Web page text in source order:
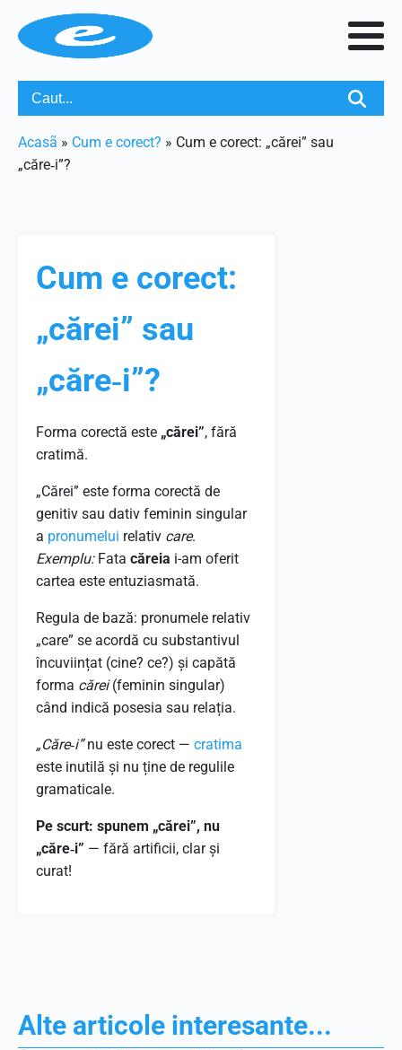
Acasã » Cum e corect? » Cum e corect: „cărei” sau
„căre‑i”?
Cum e corect:
„cărei” sau
„căre‑i”?
Forma corectă este „cărei”, fără
cratimă.
„Cărei” este forma corectă de
genitiv sau dativ feminin singular
a pronumelui relativ care.
Exemplu:Fata căreia i-am oferit
cartea este entuziasmată.
Regula de bază: pronumele relativ
„care” se acordă cu substantivul
încuviințat (cine? ce?) și capătă
forma cărei(feminin singular)
când indică posesia sau relația.
„Căre‑i”nu este corect — cratima
este inutilă și nu ține de regulile
gramaticale.
Pe scurt: spunem „cărei”, nu
„căre‑i” — fără artificii, clar și
curat!
Alte articole interesante...